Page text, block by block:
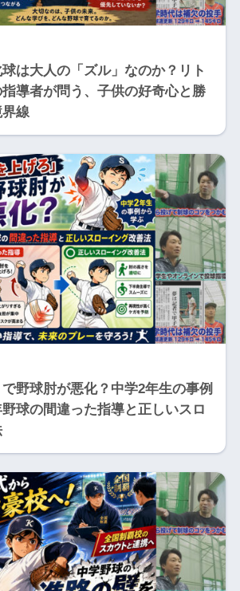
は大人の「ズル」なのか？リト
導者が問う、子供の好奇心と勝
線
で野球肘が悪化？中学2年生の事例
球の間違った指導と正しいスロ